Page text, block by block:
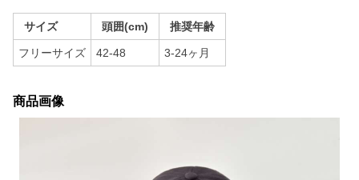
サイズ 頭囲(cm) 推奨年齢
フリーサイズ 42-48 3-24ヶ月
商品画像